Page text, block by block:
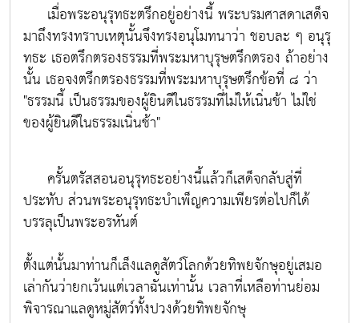
เมื่อพระอนุรุทธะตรึกอยู่อย่างนี้ พระบรมศาสดาเสด็จ
มาถึงทรงทราบเหตุนั้นจึงทรงอนุโมทนาว่า ชอบละ ๆ อนุรุ
ทธะ เธอตรึกตรองธรรมที่พระมหาบุรุษตรึกตรอง ถ้าอย่าง
นั้น เธอจงตรึกตรองธรรมที่พระมหาบุรุษตรึกข้อที่ ๘ ว่า
"ธรรมนี้ เป็นธรรมของผู้ยินดีในธรรมที่ไม่ให้เนิ่นช้า ไม่ใช่
ของผู้ยินดีในธรรมเนิ่นช้า"
ครั้นตรัสสอนอนุรุทธะอย่างนี้แล้วก็เสด็จกลับสู่ที่
ประทับ ส่วนพระอนุรุทธะบำเพ็ญความเพียรต่อไปก็ได้
บรรลุเป็นพระอรหันต์
ตั้งแต่นั้นมาท่านก็เล็งแลดูสัตว์โลกด้วยทิพยจักษุอยู่เสมอ
เล่ากันว่ายกเว้นแต่เวลาฉันเท่านั้น เวลาที่เหลือท่านย่อม
พิจารณาแลดูหมู่สัตว์ทั้งปวงด้วยทิพยจักษุ